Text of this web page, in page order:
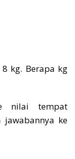
kg. Berapa kg
nilai tempat
jawabannya ke